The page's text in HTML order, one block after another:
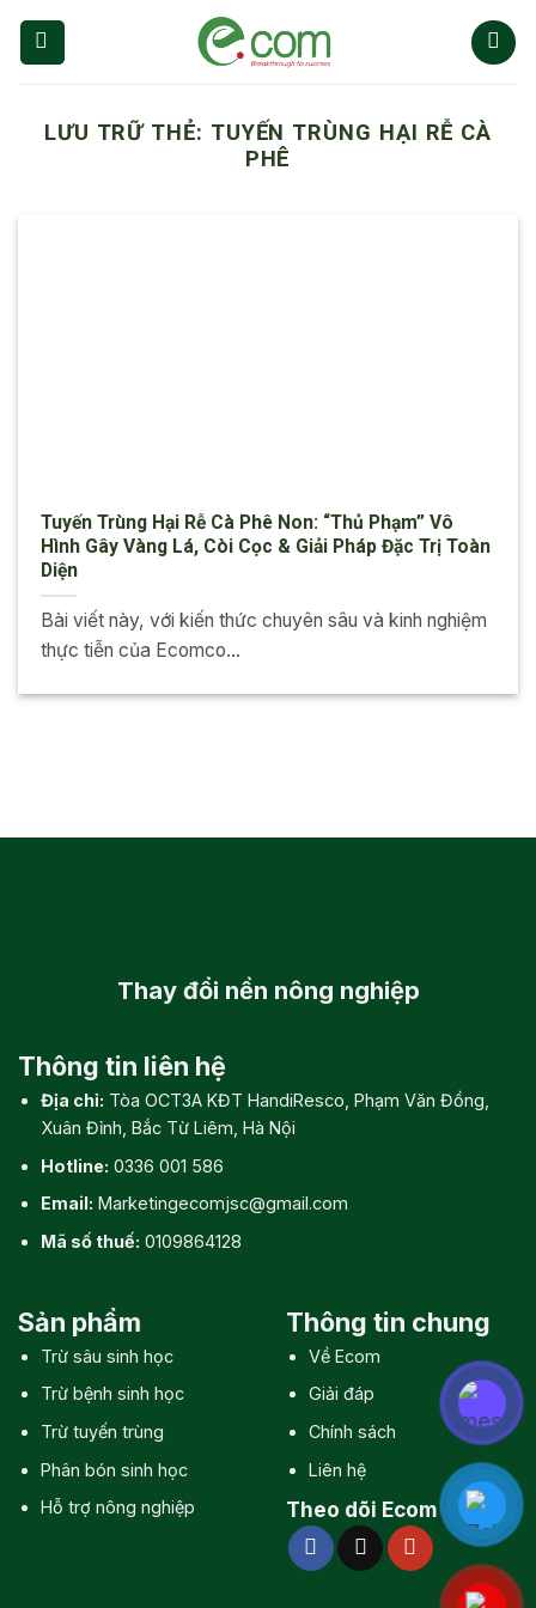
Chuyển
đến
dungLƯU TRỮ THẺ: TUYẾN TRÙNG HẠI RỄ CÀ
PHÊ
Tuyến Trùng Hại Rễ Cà Phê Non: “Thủ Phạm” Vô
Hình Gây Vàng Lá, Còi Cọc & Giải Pháp Đặc Trị Toàn
Diện
Bài viết này, với kiến thức chuyên sâu và kinh nghiệm
thực tiễn của Ecomco...
Thay đổi nền nông nghiệp
Thông tin liên hệ
Địa chỉ: Tòa OCT3A KĐT HandiResco, Phạm Văn Đồng,
Xuân Đỉnh, Bắc Từ Liêm, Hà Nội
Hotline: 0336 001 586
Email: Marketingecomjsc@gmail.com
Mã số thuế: 0109864128
Sản phẩm
Trừ sâu sinh học
Trừ bệnh sinh học
Trừ tuyến trùng
Phân bón sinh học
Hỗ trợ nông nghiệp
Thông tin chung
Về Ecom
Giải đáp
Chính sách
Liên hệ
Theo dõi Ecom